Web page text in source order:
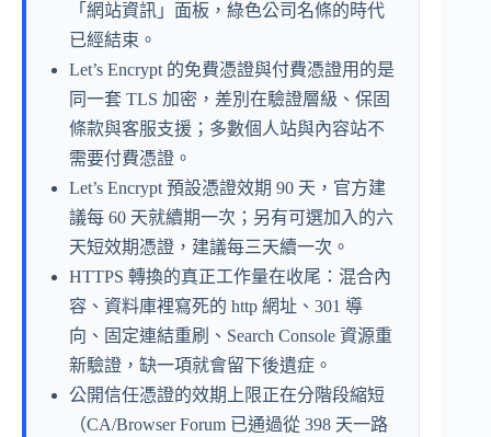
「網站資訊」面板，綠色公司名條的時代
已經結束。
Let’s Encrypt 的免費憑證與付費憑證用的是
同一套 TLS 加密，差別在驗證層級、保固
條款與客服支援；多數個人站與內容站不
需要付費憑證。
Let’s Encrypt 預設憑證效期 90 天，官方建
議每 60 天就續期一次；另有可選加入的六
天短效期憑證，建議每三天續一次。
HTTPS 轉換的真正工作量在收尾：混合內
容、資料庫裡寫死的 http 網址、301 導
向、固定連結重刷、Search Console 資源重
新驗證，缺一項就會留下後遺症。
公開信任憑證的效期上限正在分階段縮短
（CA/Browser Forum 已通過從 398 天一路